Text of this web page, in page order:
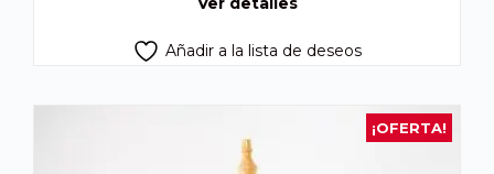
Añadir a la lista de deseos
¡OFERTA!